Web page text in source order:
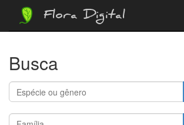
Flora Digital
Busca